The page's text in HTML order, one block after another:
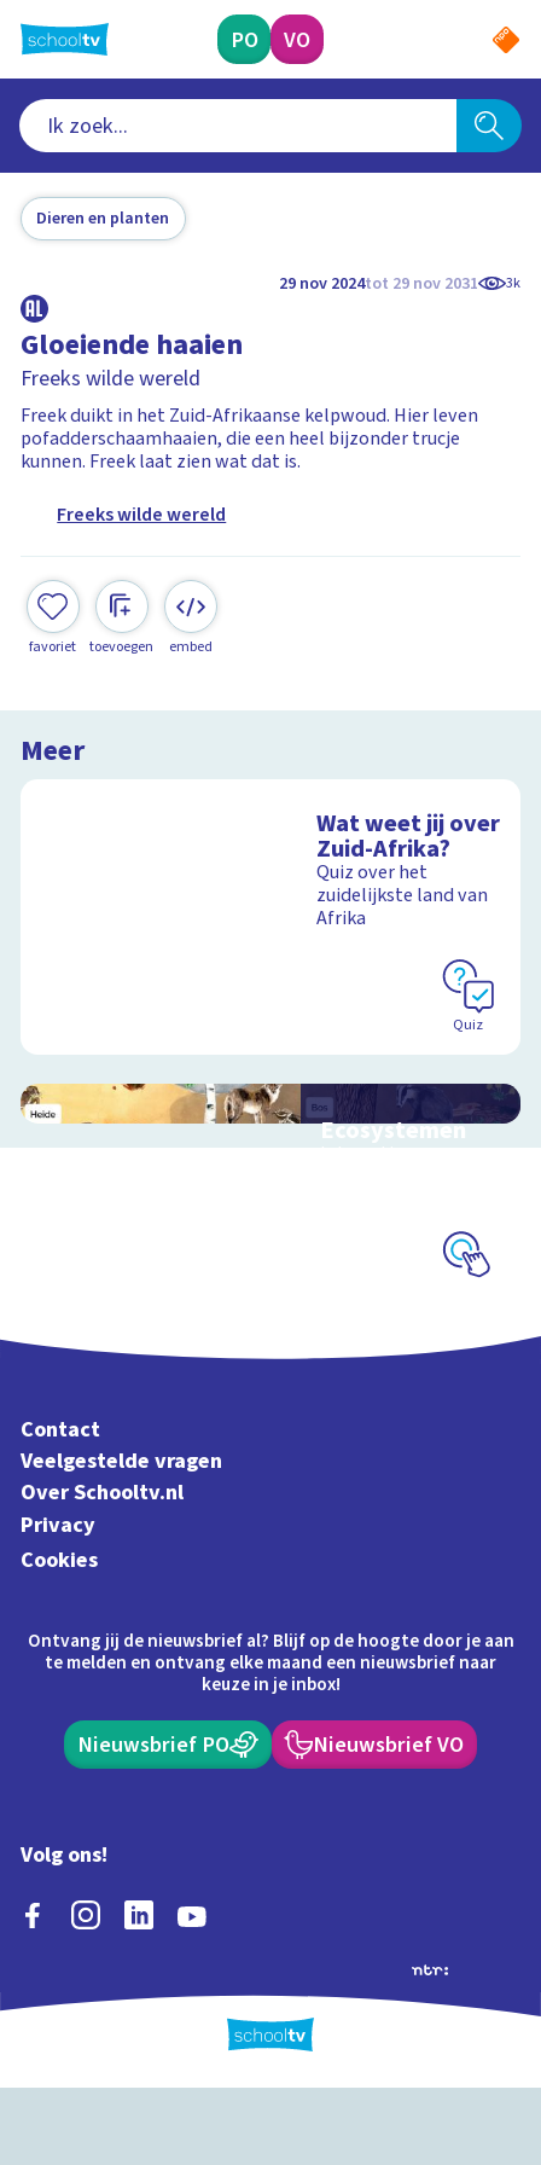
naar
hoofdinhoud
PO VO
Dieren en planten
29 nov 2024tot 29 nov 2031 3k
Gloeiende haaien
Freeks wilde wereld
Freek duikt in het Zuid-Afrikaanse kelpwoud. Hier leven
pofadderschaamhaaien, die een heel bijzonder trucje
kunnen. Freek laat zien wat dat is.
Freeks wilde wereld
favoriet toevoegen embed
Meer
Wat weet jij over
Zuid-Afrika?
Quiz over het
zuidelijkste land van
Afrika
Quiz
Ecosystemen
Interactieve
Contact
Veelgestelde vragen
Over Schooltv.nl
Privacy
Cookies
Ontvang jij de nieuwsbrief al? Blijf op de hoogte door je aan
te melden en ontvang elke maand een nieuwsbrief naar
keuze in je inbox!
Nieuwsbrief PO Nieuwsbrief VO
Volg ons!